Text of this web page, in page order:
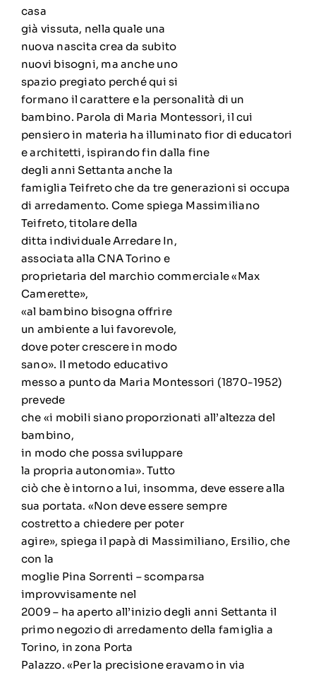
casa
già vissuta, nella quale una
nuova nascita crea da subito
nuovi bisogni, ma anche uno
spazio pregiato perché qui si
formano il carattere e la personalità di un
bambino. Parola di Maria Montessori, il cui
pensiero in materia ha illuminato fior di educatori
e architetti, ispirando fin dalla fine
degli anni Settanta anche la
famiglia Teifreto che da tre generazioni si occupa
di arredamento. Come spiega Massimiliano
Teifreto, titolare della
ditta individuale Arredare In,
associata alla CNA Torino e
proprietaria del marchio commerciale «Max
Camerette»,
«al bambino bisogna offrire
un ambiente a lui favorevole,
dove poter crescere in modo
sano». Il metodo educativo
messo a punto da Maria Montessori (1870-1952)
prevede
che «i mobili siano proporzionati all’altezza del
bambino,
in modo che possa sviluppare
la propria autonomia». Tutto
ciò che è intorno a lui, insomma, deve essere alla
sua portata. «Non deve essere sempre
costretto a chiedere per poter
agire», spiega il papà di Massimiliano, Ersilio, che
con la
moglie Pina Sorrenti – scomparsa
improvvisamente nel
2009 – ha aperto all’inizio degli anni Settanta il
primo negozio di arredamento della famiglia a
Torino, in zona Porta
Palazzo. «Per la precisione eravamo in via